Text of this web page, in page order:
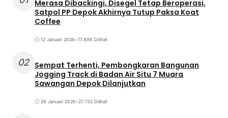
Merasa Dibackingi, Disegel Tetap Beroperasi,
Satpol PP Depok Akhirnya Tutup Paksa Koat
Coffee
12 Januari 2026•77.896 Dilihat
02 Sempat Terhenti, Pembongkaran Bangunan
Jogging Track di Badan Air Situ 7 Muara
Sawangan Depok Dilanjutkan
28 Januari 2026•27.732 Dilihat